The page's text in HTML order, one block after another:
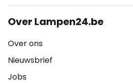
Over Lampen24.be
Over ons
Nieuwsbrief
Jobs